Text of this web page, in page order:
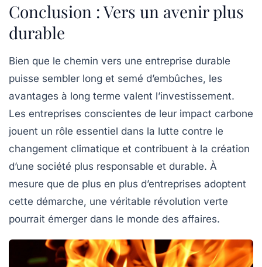
Conclusion : Vers un avenir plus
durable
Bien que le chemin vers une entreprise durable
puisse sembler long et semé d’embûches, les
avantages à long terme valent l’investissement.
Les entreprises conscientes de leur impact carbone
jouent un rôle essentiel dans la lutte contre le
changement climatique et contribuent à la création
d’une société plus responsable et durable. À
mesure que de plus en plus d’entreprises adoptent
cette démarche, une véritable révolution verte
pourrait émerger dans le monde des affaires.